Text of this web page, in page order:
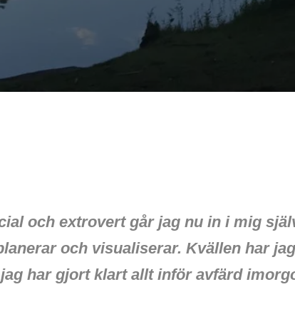
och extrovert går jag nu in i mig
och visualiserar. Kvällen har
har gjort klart allt inför avfärd